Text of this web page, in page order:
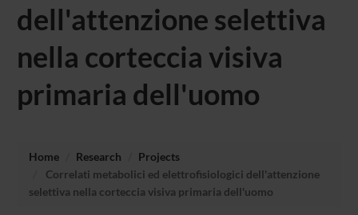
dell'attenzione selettiva
nella corteccia visiva
primaria dell'uomo
Home Research
Projects
Correlati metabolici ed elettrofisiologici dell'attenzione
selettiva nella corteccia visiva primaria dell'uomo